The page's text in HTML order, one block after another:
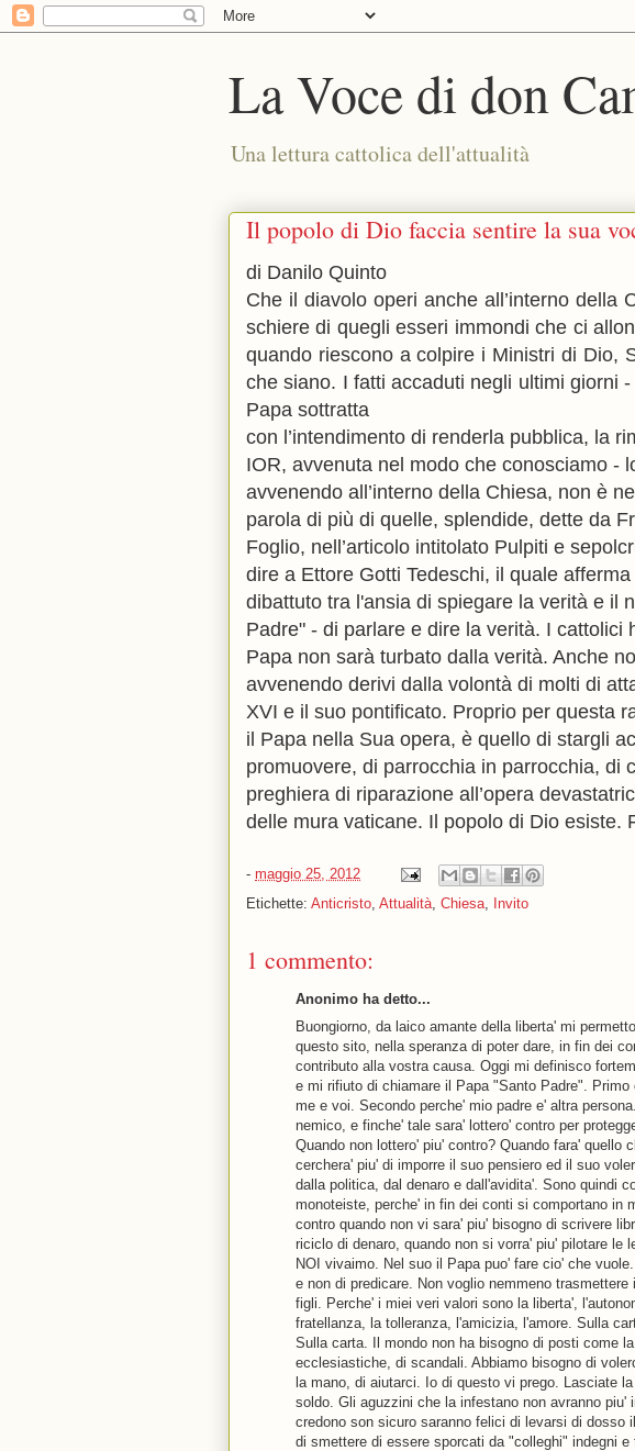
La Voce di don
Una lettura cattolica dell'attualità
Il popolo di Dio faccia sentire la sua
di Danilo Quinto
Che il diavolo operi anche all’interno della
schiere di quegli esseri immondi che ci
quando riescono a colpire i Ministri di Dio,
che siano. I fatti accaduti negli ultimi giorni
Papa sottratta
con l’intendimento di renderla pubblica, la
IOR, avvenuta nel modo che conosciamo -
avvenendo all’interno della Chiesa, non è
parola di più di quelle, splendide, dette da
Foglio, nell’articolo intitolato Pulpiti e
dire a Ettore Gotti Tedeschi, il quale
dibattuto tra l'ansia di spiegare la verità e il
Padre" - di parlare e dire la verità. I cattolici
Papa non sarà turbato dalla verità. Anche
avvenendo derivi dalla volontà di molti di
XVI e il suo pontificato. Proprio per questa
il Papa nella Sua opera, è quello di stargli
promuovere, di parrocchia in parrocchia, di
preghiera di riparazione all’opera
delle mura vaticane. Il popolo di Dio esiste.
- maggio 25, 2012
Etichette: Anticristo, Attualità, Chiesa, Invito
1 commento:
Anonimo ha detto...
Buongiorno, da laico amante della liberta' mi
questo sito, nella speranza di poter dare, in fin dei
contributo alla vostra causa. Oggi mi definisco
e mi rifiuto di chiamare il Papa "Santo Padre".
me e voi. Secondo perche' mio padre e' altra
nemico, e finche' tale sara' lottero' contro per
Quando non lottero' piu' contro? Quando fara' quello
cerchera' piu' di imporre il suo pensiero ed il suo
dalla politica, dal denaro e dall'avidita'. Sono quindi
monoteiste, perche' in fin dei conti si comportano in
contro quando non vi sara' piu' bisogno di scrivere
riciclo di denaro, quando non si vorra' piu' pilotare le
NOI vivaimo. Nel suo il Papa puo' fare cio' che
e non di predicare. Non voglio nemmeno
figli. Perche' i miei veri valori sono la liberta',
fratellanza, la tolleranza, l'amicizia, l'amore. Sulla
Sulla carta. Il mondo non ha bisogno di posti come
ecclesiastiche, di scandali. Abbiamo bisogno di
la mano, di aiutarci. Io di questo vi prego. Lasciate
soldo. Gli aguzzini che la infestano non avranno piu'
credono son sicuro saranno felici di levarsi di dosso
di smettere di essere sporcati da "colleghi" indegni